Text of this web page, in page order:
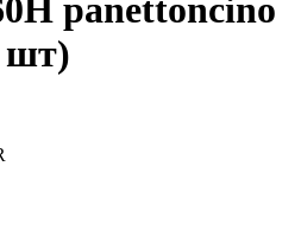
panettoncino
шт)